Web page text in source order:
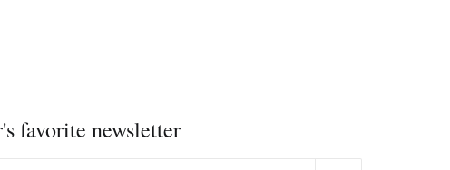
favorite newsletter